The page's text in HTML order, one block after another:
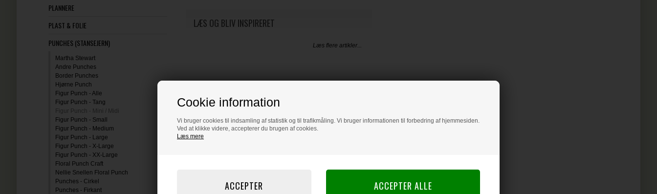
Cookie information
Vi bruger cookies til indsamling af statistik og til trafikmåling. Vi bruger informationen til forbedring af hjemmesiden.
Ved at klikke videre, accepterer du brugen af cookies.
Læs mere
PLANNERE
PLAST & FOLIE
PUNCHES (STANSEJERN)
Martha Stewart
Andre Punches
Border Punches
Hjørne Punch
Figur Punch - Alle
Figur Punch - Tang
Figur Punch - Mini / Midi
Figur Punch - Small
Figur Punch - Medium
Figur Punch - Large
Figur Punch - X-Large
Figur Punch - XX-Large
Floral Punch Craft
Nellie Snellen Floral Punch
Punches - Cirkel
Punches - Firkant
LÆS OG BLIV INSPIRERET
Læs flere artikler...